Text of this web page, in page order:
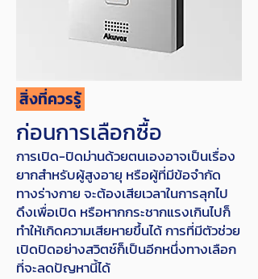
สิ่งที่ควรรู้
ก่อนการเลือกซื้อ
การเปิด-ปิดม่านด้วยตนเองอาจเป็นเรื่อง
ยากสำหรับผู้สูงอายุ หรือผู้ที่มีข้อจำกัด
ทางร่างกาย จะต้องเสียเวลาในการลุกไป
ดึงเพื่อเปิด หรือหากกระชากแรงเกินไปก็
ทำให้เกิดความเสียหายขึ้นได้ การที่มีตัวช่วย
เปิดปิดอย่างสวิตช์ก็เป็นอีกหนึ่งทางเลือก
ที่จะลดปัญหานี้ได้